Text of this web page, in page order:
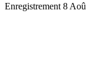
Enregistrement 8 Aoû